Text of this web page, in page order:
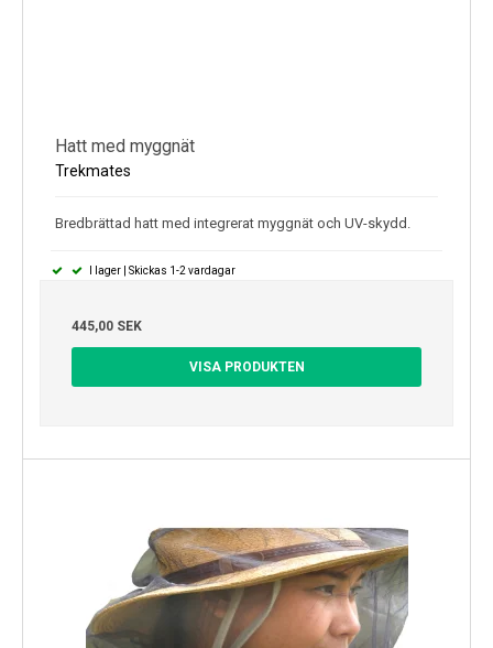
Hatt med myggnät
Trekmates
Bredbrättad hatt med integrerat myggnät och UV-skydd.
I lager | Skickas 1-2 vardagar
445,00 SEK
VISA PRODUKTEN